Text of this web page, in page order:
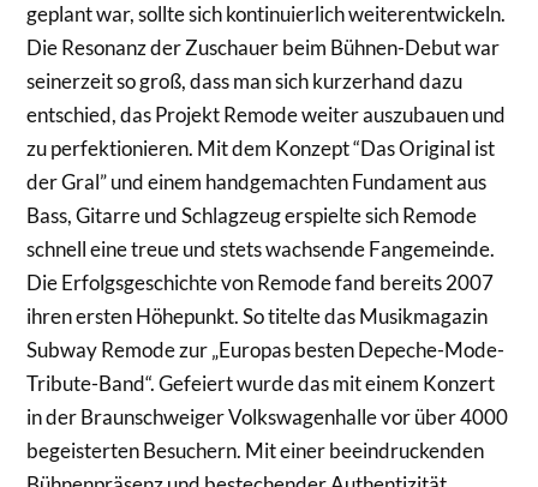
geplant war, sollte sich kontinuierlich weiterentwickeln.
Die Resonanz der Zuschauer beim Bühnen-Debut war
seinerzeit so groß, dass man sich kurzerhand dazu
entschied, das Projekt Remode weiter auszubauen und
zu perfektionieren. Mit dem Konzept “Das Original ist
der Gral” und einem handgemachten Fundament aus
Bass, Gitarre und Schlagzeug erspielte sich Remode
schnell eine treue und stets wachsende Fangemeinde.
Die Erfolgsgeschichte von Remode fand bereits 2007
ihren ersten Höhepunkt. So titelte das Musikmagazin
Subway Remode zur „Europas besten Depeche-Mode-
Tribute-Band“. Gefeiert wurde das mit einem Konzert
in der Braunschweiger Volkswagenhalle vor über 4000
begeisterten Besuchern. Mit einer beeindruckenden